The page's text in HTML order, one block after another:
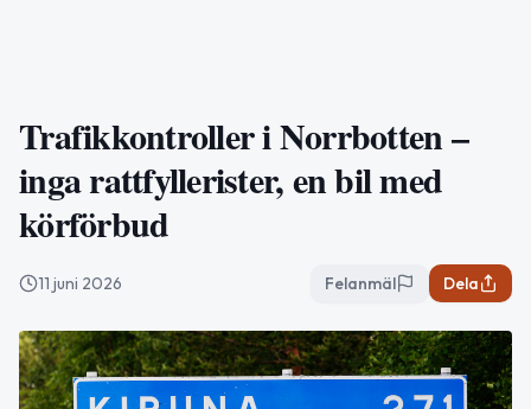
Trafikkontroller i Norrbotten –
inga rattfyllerister, en bil med
körförbud
11 juni 2026 Felanmäl Dela